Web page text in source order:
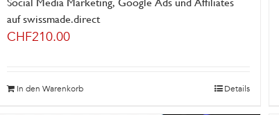
auf swissmade.direct
CHF210.00
In den Warenkorb Details